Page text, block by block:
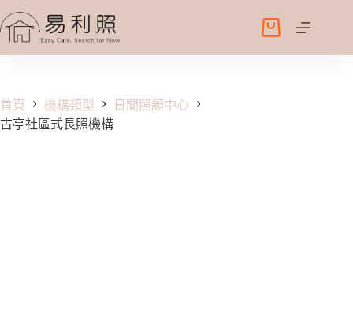
至
容
購
物
首頁 機構類型
日間照顧中心
古亭社區式長照機構